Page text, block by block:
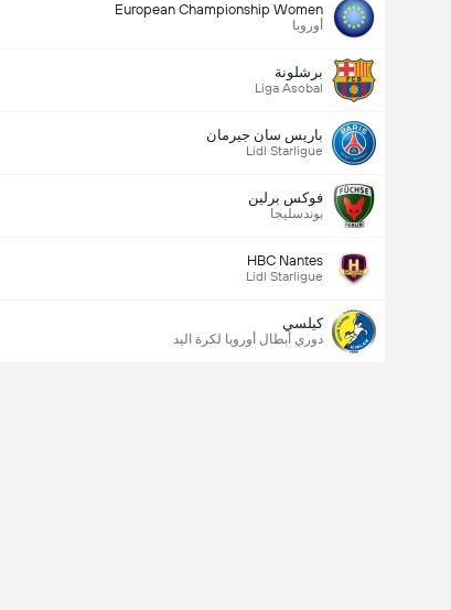
European Championship Women
أوروبا
برشلونة
Liga Asobal
باريس سان جيرمان
Lidl Starligue
فوكس برلين
بوندسليجا
HBC Nantes
Lidl Starligue
كيلسي
دوري أبطال أوروبا لكرة اليد